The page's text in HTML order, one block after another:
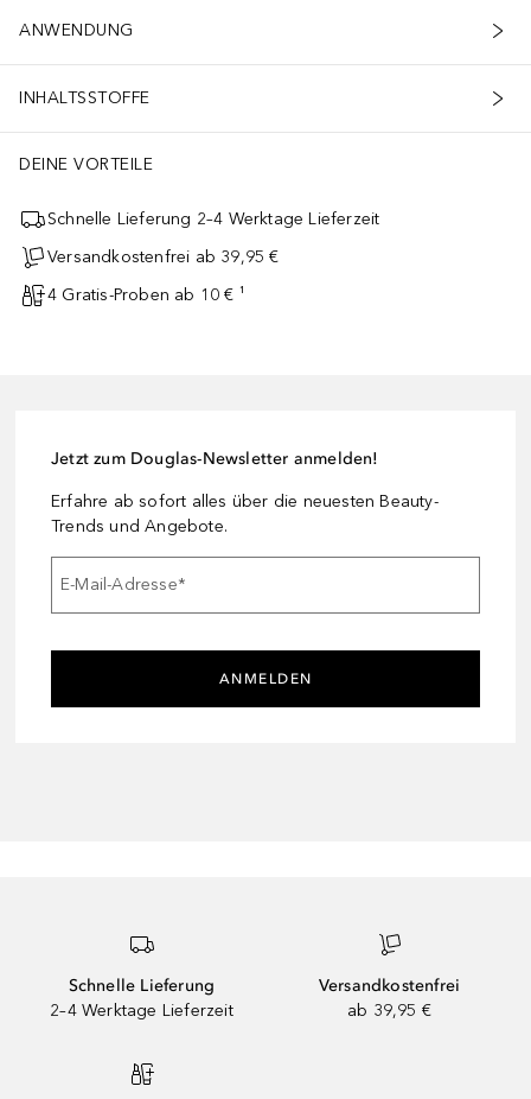
ANWENDUNG
INHALTSSTOFFE
DEINE VORTEILE
Schnelle Lieferung 2–4 Werktage Lieferzeit
Versandkostenfrei ab 39,95 €
4 Gratis-Proben ab 10 € ¹
Jetzt zum Douglas-Newsletter anmelden!
Erfahre ab sofort alles über die neuesten Beauty-
Trends und Angebote.
E-Mail-Adresse*
ANMELDEN
Schnelle Lieferung
2–4 Werktage Lieferzeit
Versandkostenfrei
ab 39,95 €